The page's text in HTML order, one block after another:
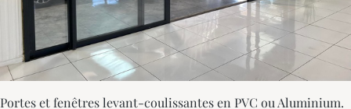
Portes et fenêtres levant-coulissantes en PVC ou Aluminium.